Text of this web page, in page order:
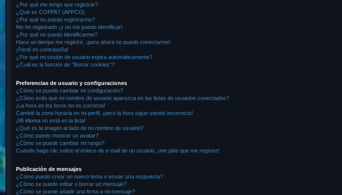
¿Por qué me tengo que registrar?
¿Qué es COPPA? (APPCO)
¿Por qué no puedo registrarme?
Me he registrado ¡y no me puedo identificar!
¿Por qué no puedo identificarme?
Hace un tiempo me registré, ¡pero ahora no puedo conectarme!
¡Perdí mi contraseña!
¿Por qué mi sesión de usuario expira automáticamente?
¿Cuál es la función de “Borrar cookies”?
Preferencias de usuario y configuraciones
¿Cómo se puede cambiar mi configuración?
¿Cómo evito que mi nombre de usuario aparezca en las listas de usuarios conectados?
¡La hora en los foros no es correcta!
Cambié la zona horaria en mi perfil, ¡pero la hora sigue siendo incorrecto!
¡Mi idioma no está en la lista!
¿Qué es la imagen al lado de mi nombre de usuario?
¿Cómo puedo mostrar un avatar?
¿Cómo se puede cambiar mi rango?
Cuando hago clic sobre el enlace de e-mail de un usuario, ¡me pide que me registre!
Publicación de mensajes
¿Cómo puedo crear un nuevo tema o enviar una respuesta?
¿Cómo se puede editar o borrar un mensaje?
¿Cómo se puede añadir una firma a mi mensaje?